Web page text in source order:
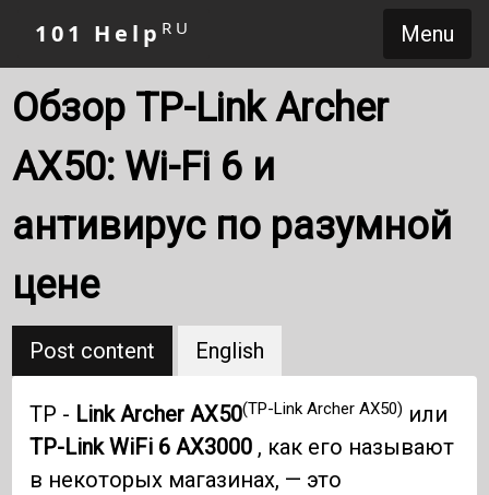
Menu
101 Help RU
Обзор TP-Link Archer
AX50: Wi-Fi 6 и
антивирус по разумной
цене
Post content English
TP - Link Archer AX50(TP-Link Archer AX50) или
TP-Link WiFi 6AX3000 , как его называют
в некоторых магазинах, — это